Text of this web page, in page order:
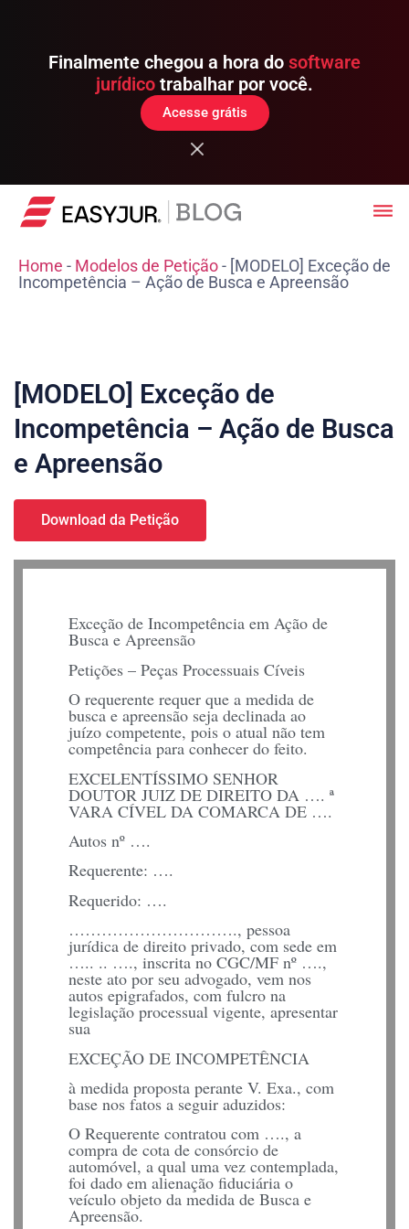
Finalmente chegou a hora do software
jurídico trabalhar por você.
Acesse grátis
Home - Modelos de Petição- [MODELO] Exceção de
Incompetência – Ação de Busca e Apreensão
[MODELO] Exceção de
Incompetência – Ação de Busca
e Apreensão
Download da Petição
Exceção de Incompetência em Ação de
Busca e Apreensão
Petições – Peças Processuais Cíveis
O requerente requer que a medida de
busca e apreensão seja declinada ao
juízo competente, pois o atual não tem
competência para conhecer do feito.
EXCELENTÍSSIMO SENHOR
DOUTOR JUIZ DE DIREITO DA …. ª
VARA CÍVEL DA COMARCA DE ….
Autos nº ….
Requerente: ….
Requerido: ….
…………………………., pessoa
jurídica de direito privado, com sede em
….. .. …., inscrita no CGC/MF nº ….,
neste ato por seu advogado, vem nos
autos epigrafados, com fulcro na
legislação processual vigente, apresentar
sua
EXCEÇÃO DE INCOMPETÊNCIA
à medida proposta perante V. Exa., com
base nos fatos a seguir aduzidos:
O Requerente contratou com …., a
compra de cota de consórcio de
automóvel, a qual uma vez contemplada,
foi dado em alienação fiduciária o
veículo objeto da medida de Busca e
Apreensão.